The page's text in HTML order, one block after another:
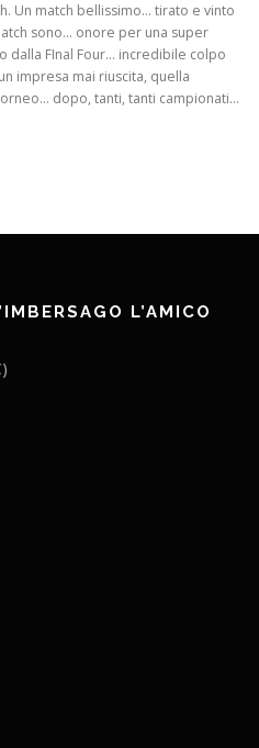
Un match bellissimo… tirato e vinto
sono… onore per una super
dalla FInal Four… incredibile colpo
impresa mai riuscita, quella
dopo, tanti, tanti campionati…
L’AMICO